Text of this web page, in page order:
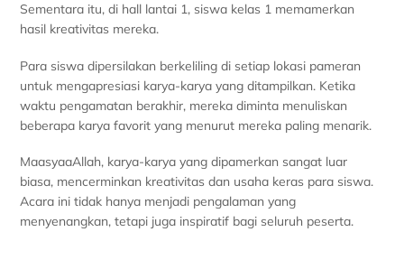
Sementara itu, di hall lantai 1, siswa kelas 1 memamerkan
hasil kreativitas mereka.
Para siswa dipersilakan berkeliling di setiap lokasi pameran
untuk mengapresiasi karya-karya yang ditampilkan. Ketika
waktu pengamatan berakhir, mereka diminta menuliskan
beberapa karya favorit yang menurut mereka paling menarik.
MaasyaaAllah, karya-karya yang dipamerkan sangat luar
biasa, mencerminkan kreativitas dan usaha keras para siswa.
Acara ini tidak hanya menjadi pengalaman yang
menyenangkan, tetapi juga inspiratif bagi seluruh peserta.